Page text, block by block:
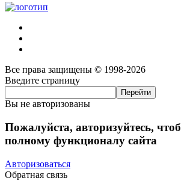
Все права защищены © 1998-2026
Введите страницу
Вы не авторизованы
Пожалуйста, авторизуйтесь,
полному функционалу сайта
Авторизоваться
Обратная связь